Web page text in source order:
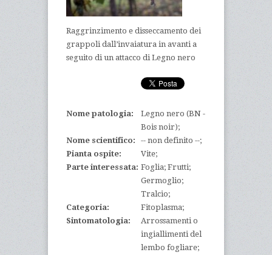
Raggrinzimento e disseccamento dei
grappoli dall’invaiatura in avanti a
seguito di un attacco di Legno nero
Nome patologia:
Legno nero (BN -
Bois noir);
Nome scientifico:
-- non definito --;
Pianta ospite:
Vite;
Parte interessata: Foglia; Frutti;
Germoglio;
Tralcio;
Categoria:
Fitoplasma;
Sintomatologia:
Arrossamenti o
ingiallimenti del
lembo fogliare;